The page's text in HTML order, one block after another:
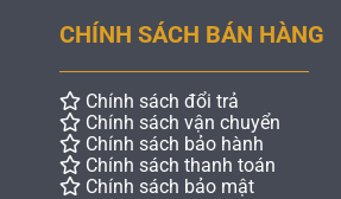
CHÍNH SÁCH BÁN HÀNG
Chính sách đổi trả
Chính sách vận chuyển
Chính sách bảo hành
Chính sách thanh toán
Chính sách bảo mật